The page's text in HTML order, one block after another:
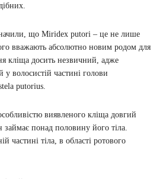
що Miridex putori – це не лише
вважають абсолютно новим родом для
кліща досить незвичний, адже
волосистій частині голови
putorius.
виявленого кліща довгий
понад половину його тіла.
частині тіла, в області ротового